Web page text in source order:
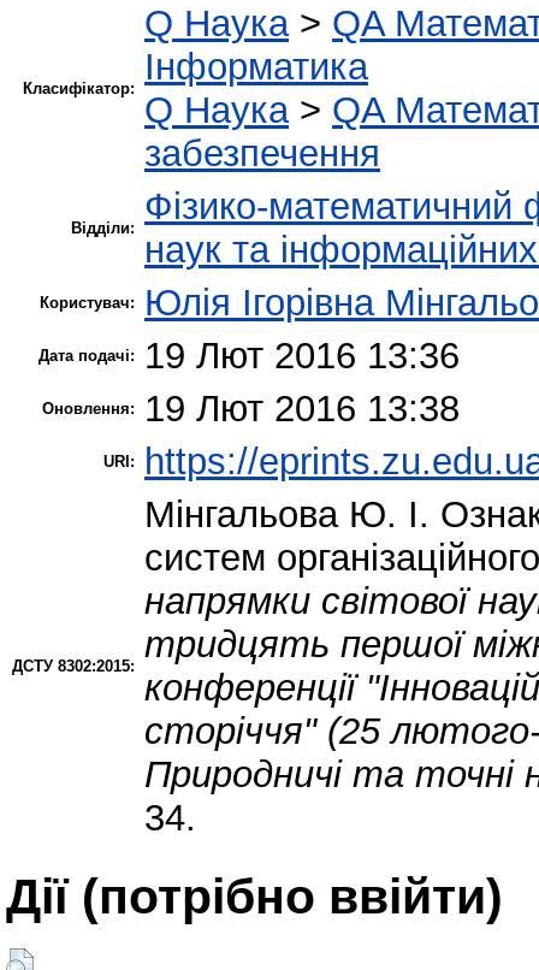
Класифікатор:
Q Наука> QA
Інформатика
Q Наука> QA
забезпечення
Відділи:
Фізико-математичний
наук та
Користувач: Юлія Ігорівна
Дата подачі: 19 Лют 2016 13:36
Оновлення: 19 Лют 2016 13:38
URI: https://
ДСТУ 8302:2015:
Мінгальова Ю. І.
систем
напрямки світової
тридцять першої
конференції
сторіччя" (25
Природничі та точні
34.
Дії ​​(потрібно ввійти)